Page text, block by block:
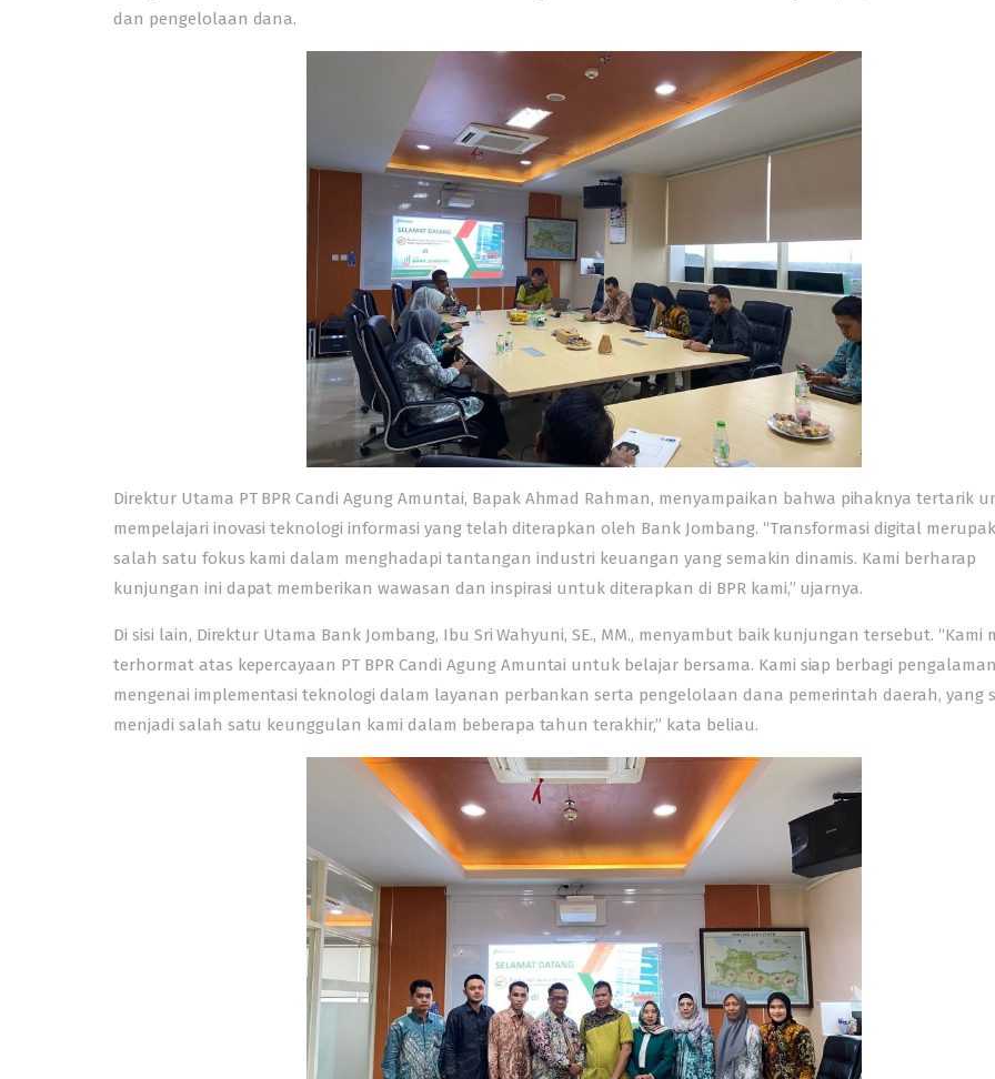
dan pengelolaan dana.
Direktur Utama PT BPR Candi Agung Amuntai, Bapak Ahmad Rahman, menyampaikan bahwa pihaknya tertarik
mempelajari inovasi teknologi informasi yang telah diterapkan oleh Bank Jombang. “Transformasi digital
salah satu fokus kami dalam menghadapi tantangan industri keuangan yang semakin dinamis. Kami berharap
kunjungan ini dapat memberikan wawasan dan inspirasi untuk diterapkan di BPR kami,” ujarnya.
Di sisi lain, Direktur Utama Bank Jombang, Ibu Sri Wahyuni, SE., MM., menyambut baik kunjungan tersebut. “Kami
terhormat atas kepercayaan PT BPR Candi Agung Amuntai untuk belajar bersama. Kami siap berbagi pengalaman
mengenai implementasi teknologi dalam layanan perbankan serta pengelolaan dana pemerintah daerah, yang
menjadi salah satu keunggulan kami dalam beberapa tahun terakhir,” kata beliau.